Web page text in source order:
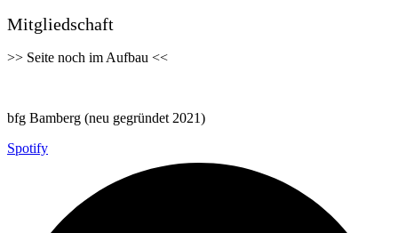
Mitgliedschaft
>> Seite noch im Aufbau <<
bfg Bamberg (neu gegründet 2021)
Spotify